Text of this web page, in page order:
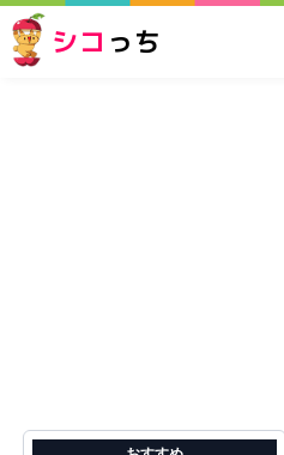
シコ っち